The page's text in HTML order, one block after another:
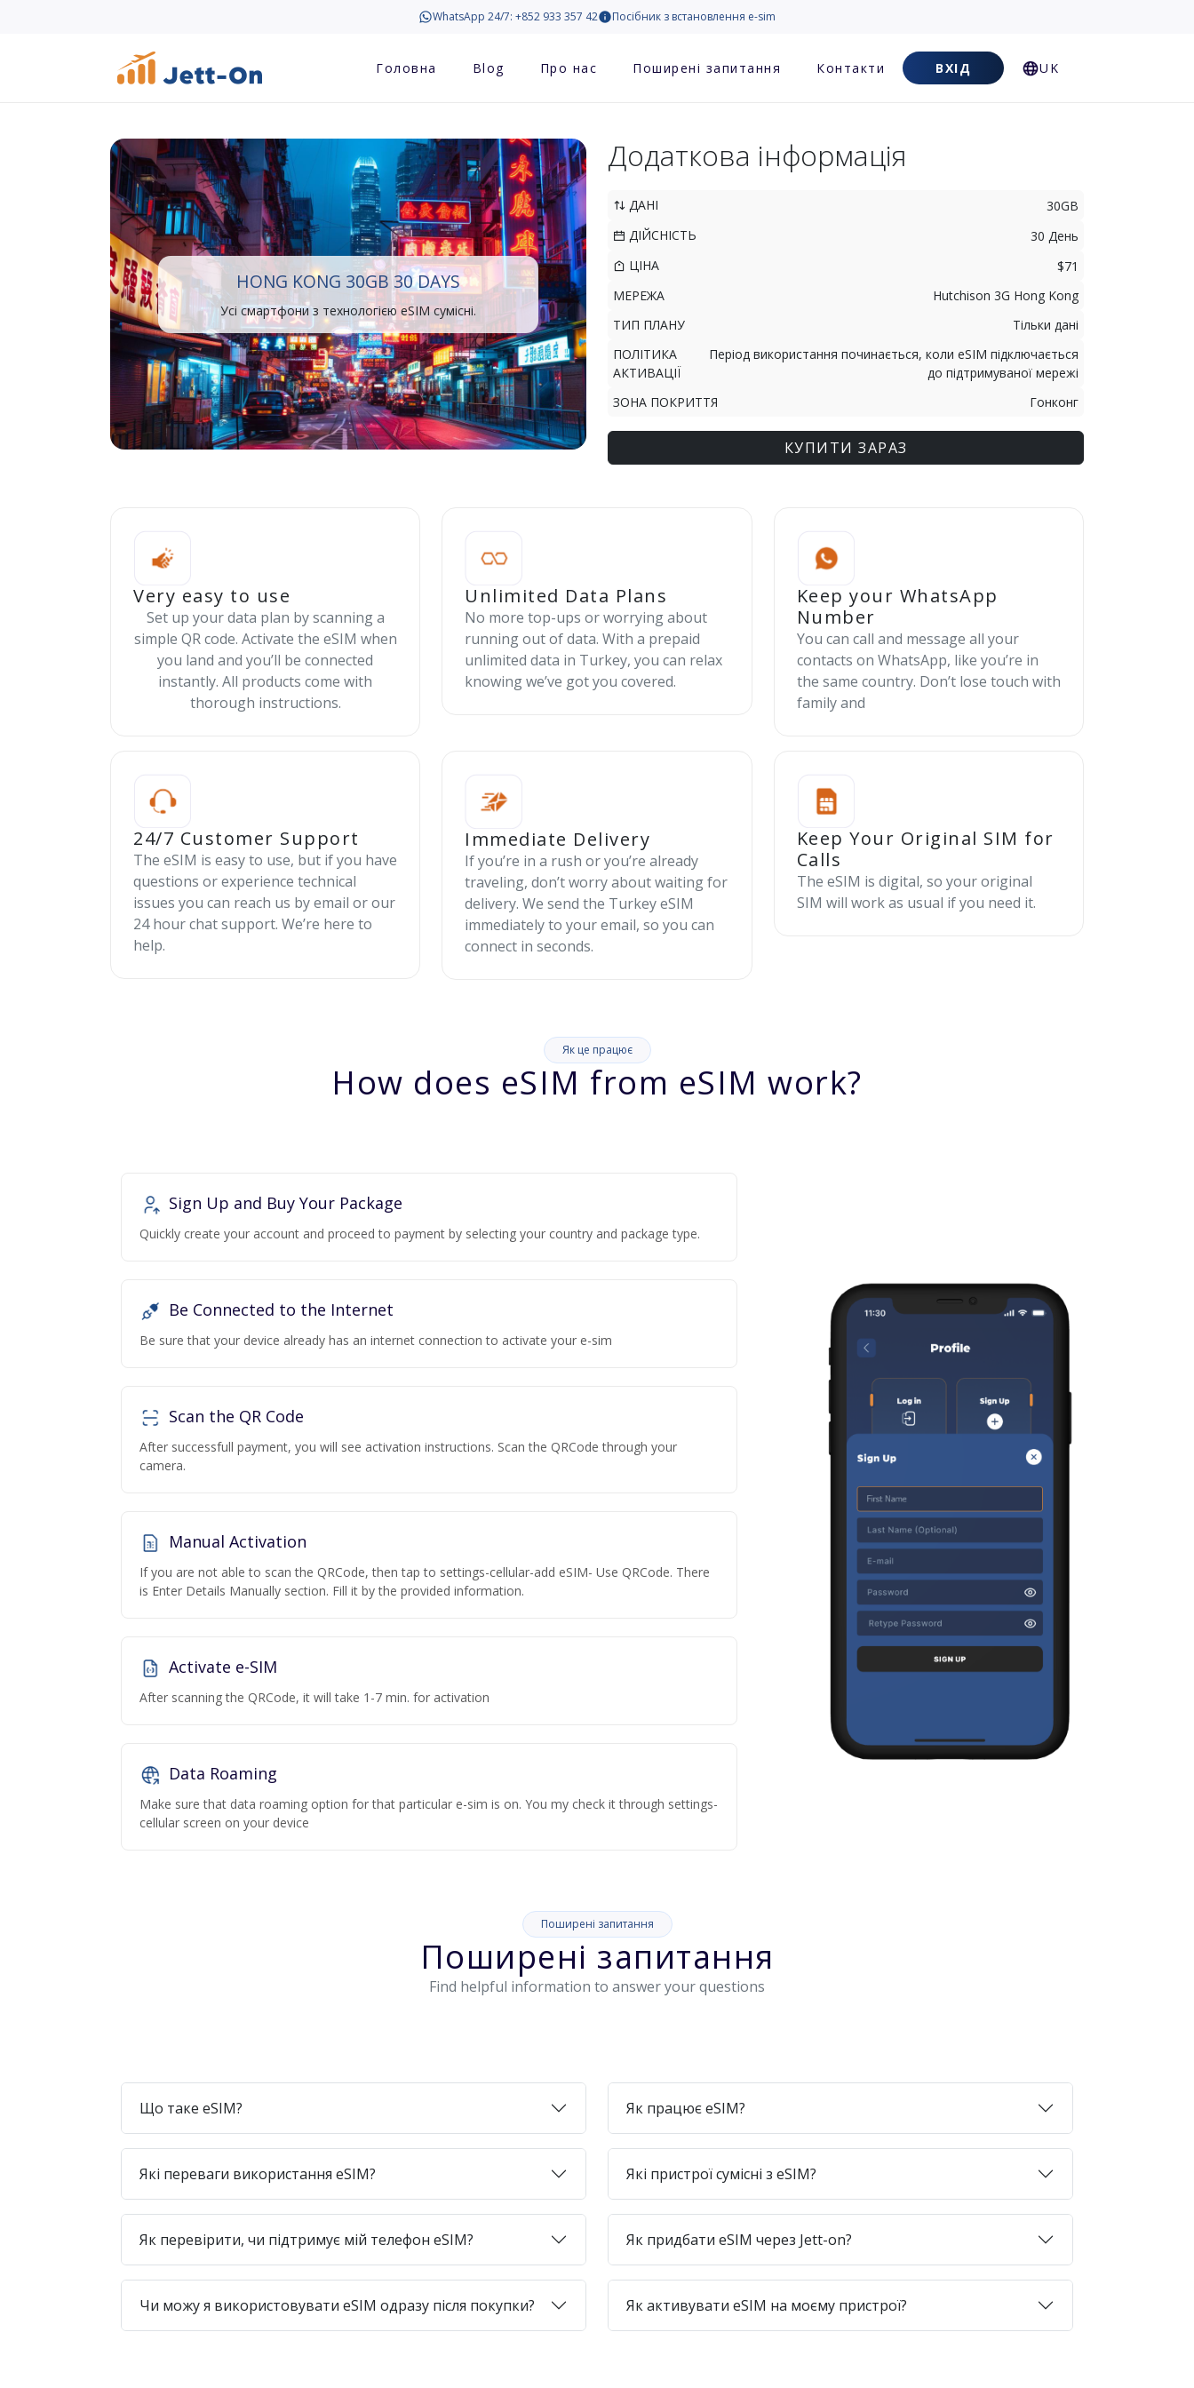
WhatsApp 24/7: +852 933 357 42 Посібник з встановлення e-sim
Головна Blog Про нас Поширені запитання Контакти ВХІД UK
HONG KONG 30GB 30 DAYS
Усі смартфони з технологією eSIM сумісні.
Додаткова інформація
ДАНІ
30GB
ДІЙСНІСТЬ
30 День
ЦІНА
$71
МЕРЕЖА
Hutchison 3G Hong Kong
ТИП ПЛАНУ
Тільки дані
ПОЛІТИКА
АКТИВАЦІЇ
Період використання починається, коли eSIM підключається
до підтримуваної мережі
ЗОНА ПОКРИТТЯ
Гонконг
КУПИТИ ЗАРАЗ
Very easy to use
Set up your data plan by scanning a
simple QR code. Activate the eSIM when
you land and you’ll be connected
instantly. All products come with
thorough instructions.
Unlimited Data Plans
No more top-ups or worrying about
running out of data. With a prepaid
unlimited data in Turkey, you can relax
knowing we’ve got you covered.
Keep your WhatsApp
Number
You can call and message all your
contacts on WhatsApp, like you’re in
the same country. Don’t lose touch with
family and
24/7 Customer Support
The eSIM is easy to use, but if you have
questions or experience technical
issues you can reach us by email or our
24 hour chat support. We’re here to
help.
Immediate Delivery
If you’re in a rush or you’re already
traveling, don’t worry about waiting for
delivery. We send the Turkey eSIM
immediately to your email, so you can
connect in seconds.
Keep Your Original SIM for
Calls
The eSIM is digital, so your original
SIM will work as usual if you need it.
Як це працює
How does eSIM from eSIM work?
Sign Up and Buy Your Package
Quickly create your account and proceed to payment by selecting your country and package type.
Be Connected to the Internet
Be sure that your device already has an internet connection to activate your e-sim
Scan the QR Code
After successfull payment, you will see activation instructions. Scan the QRCode through your
camera.
Manual Activation
If you are not able to scan the QRCode, then tap to settings-cellular-add eSIM- Use QRCode. There
is Enter Details Manually section. Fill it by the provided information.
Activate e-SIM
After scanning the QRCode, it will take 1-7 min. for activation
Data Roaming
Make sure that data roaming option for that particular e-sim is on. You my check it through settings-
cellular screen on your device
Поширені запитання
Поширені запитання
Find helpful information to answer your questions
Що таке eSIM? Як працює eSIM?
Які переваги використання eSIM? Які пристрої сумісні з eSIM?
Як перевірити, чи підтримує мій телефон eSIM? Як придбати eSIM через Jett-on?
Чи можу я використовувати eSIM одразу після покупки? Як активувати eSIM на моєму пристрої?